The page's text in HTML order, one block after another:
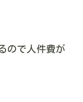
ので人件費が